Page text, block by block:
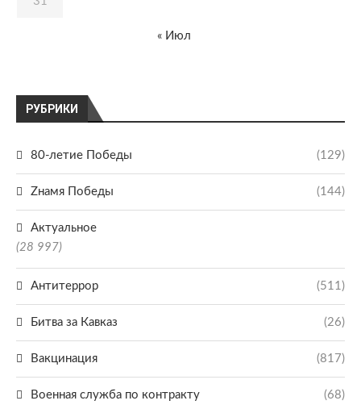
РУБРИКИ
80-летие Победы (129)
Zнамя Победы (144)
Актуальное
(28 997)
Антитеррор (511)
Битва за Кавказ (26)
Вакцинация (817)
Военная служба по контракту (68)
« Июл